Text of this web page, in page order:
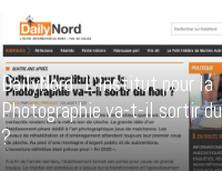
DailyNord : L’Institut pour la
Photographie va-t-il sortir
?